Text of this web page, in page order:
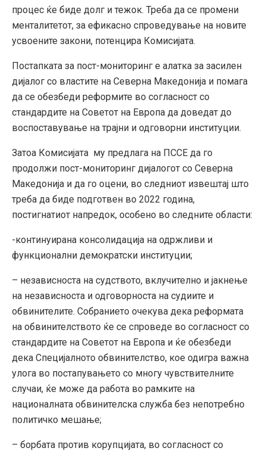
процес ќе биде долг и тежок. Треба да се промени
менталитетот, за ефикасно спроведување на новите
усвоените закони, потенцира Комисијата.
Постапката за пост-мониторинг е алатка за засилен
дијалог со властите на Северна Македонија и помага
да се обезбеди реформите во согласност со
стандардите на Советот на Европа да доведат до
воспоставување на трајни и одговорни институции.
Затоа Комисијата му предлага на ПССЕ да го
продолжи пост-мониторинг дијалогот со Северна
Македонија и да го оцени, во следниот извештај што
треба да биде подготвен во 2022 година,
постигнатиот напредок, особено во следните области:
-континуирана консолидација на одржливи и
функционални демократски институции;
– независноста на судството, вклучително и јакнење
на независноста и одговорноста на судиите и
обвинителите. Собранието очекува дека реформата
на обвинителството ќе се спроведе во согласност со
стандардите на Советот на Европа и ќе обезбеди
дека Специјалното обвинителство, кое одигра важна
улога во постапувањето со многу чувствителните
случаи, ќе може да работа во рамките на
националната обвинителска служба без непотребно
политичко мешање;
– борбата против корупцијата, во согласност со